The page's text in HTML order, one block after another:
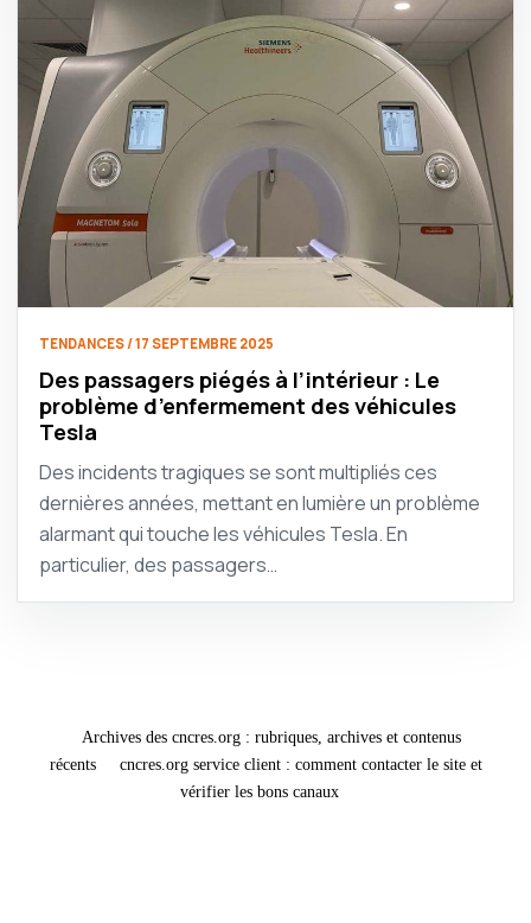
TENDANCES / 17 SEPTEMBRE 2025
Des passagers piégés à l’intérieur : Le
problème d’enfermement des véhicules
Tesla
Des incidents tragiques se sont multipliés ces
dernières années, mettant en lumière un problème
alarmant qui touche les véhicules Tesla. En
particulier, des passagers…
Archives des cncres.org : rubriques, archives et contenus
récents
cncres.org service client : comment contacter le site et
vérifier les bons canaux